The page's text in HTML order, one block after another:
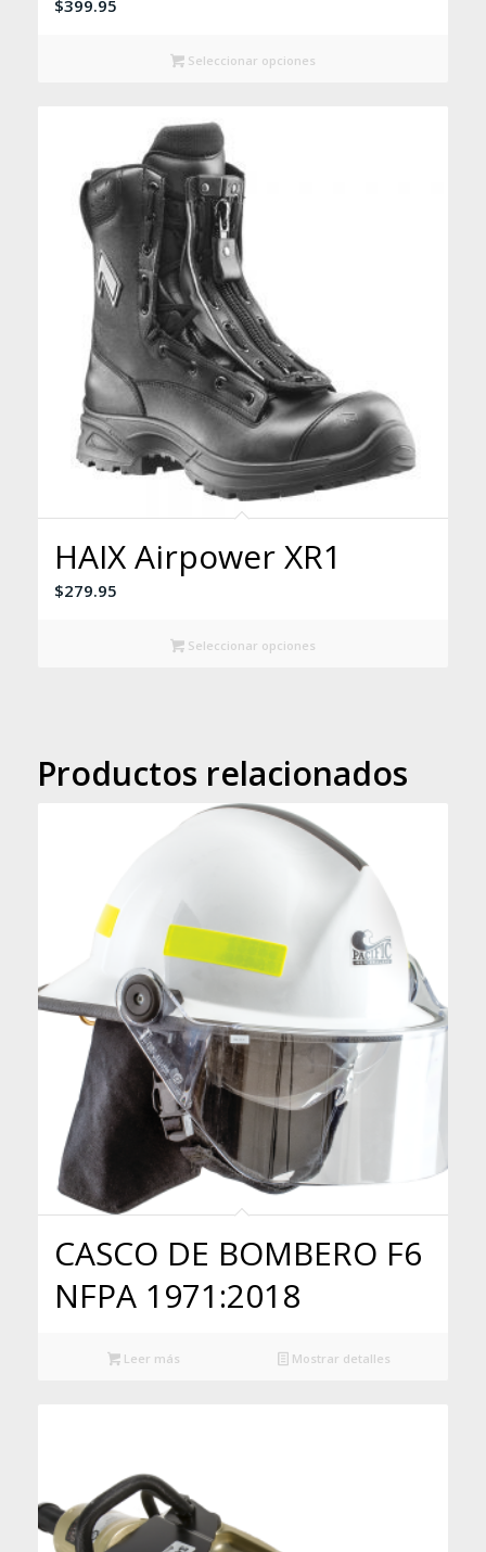
$399.95
Seleccionar opciones
HAIX Airpower XR1
$279.95
Seleccionar opciones
Productos relacionados
CASCO DE BOMBERO F6
NFPA 1971:2018
Leer más Mostrar detalles